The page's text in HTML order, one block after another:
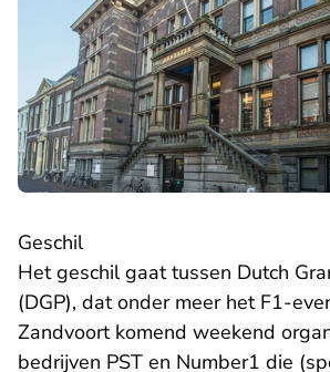
Geschil
Het geschil gaat tussen Dutch
(DGP), dat onder meer het F1-
Zandvoort komend weekend
bedrijven PST en Number1 die